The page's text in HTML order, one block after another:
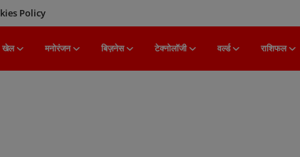
Policy
खेल मनोरंजन बिज़नेस टेक्नोलॉजी वर्ल्ड राशिफल